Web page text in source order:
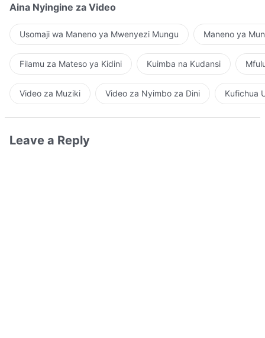
Aina Nyingine za Video
Usomaji wa Maneno ya Mwenyezi Mungu Maneno ya
Filamu za Mateso ya Kidini Kuimba na Kudansi
Video za Muziki Video za Nyimbo za Dini Kufichua
Leave a Reply